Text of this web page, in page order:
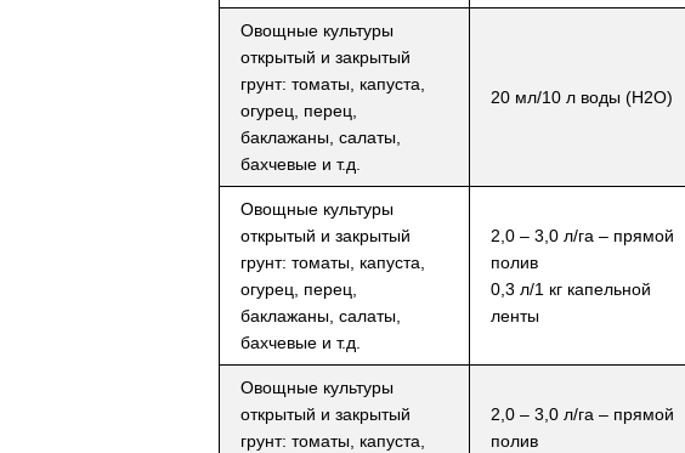
Овощные культуры
открытый и закрытый
грунт: томаты, капуста,
огурец, перец,
баклажаны, салаты,
бахчевые и т.д.
20 мл/10 л воды (Н2О)
Овощные культуры
открытый и закрытый
грунт: томаты, капуста,
огурец, перец,
баклажаны, салаты,
бахчевые и т.д.
2,0 – 3,0 л/га – прямой
полив
0,3 л/1 кг капельной
ленты
Овощные культуры
открытый и закрытый
грунт: томаты, капуста,
2,0 – 3,0 л/га – прямой
полив